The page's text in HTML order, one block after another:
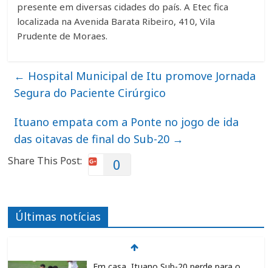
presente em diversas cidades do país. A Etec fica
localizada na Avenida Barata Ribeiro, 410, Vila
Prudente de Moraes.
← Hospital Municipal de Itu promove Jornada
Segura do Paciente Cirúrgico
Ituano empata com a Ponte no jogo de ida
das oitavas de final do Sub-20 →
Share This Post: 0
Últimas notícias